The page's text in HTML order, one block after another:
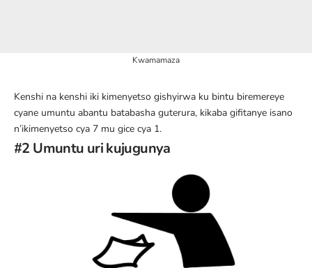
Kwamamaza
Kenshi na kenshi iki kimenyetso gishyirwa ku bintu biremereye
cyane umuntu abantu batabasha guterura, kikaba gifitanye isano
n’ikimenyetso cya 7 mu gice cya 1.
#2 Umuntu uri kujugunya